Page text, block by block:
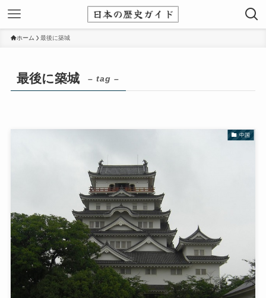
ホーム 最後に築城
最後に築城 – tag –
中国